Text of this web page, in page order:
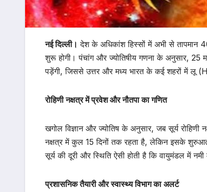
नई दिल्ली। देश के अधिकांश हिस्सों में अभी से तापमान
शुरू होगी। पंचांग और ज्योतिषीय गणना के अनुसार, 25
पड़ेंगी, जिससे उत्तर और मध्य भारत के कई शहरों में लू
रोहिणी नक्षत्र में प्रवेश और नौतपा का गणित
खगोल विज्ञान और ज्योतिष के अनुसार, जब सूर्य
नक्षत्र में कुल 15 दिनों तक रहता है, लेकिन इसके
सूर्य की दूरी और स्थिति ऐसी होती है कि वायुमंडल में
प्रशासनिक तैयारी और स्वास्थ्य विभाग का अलर्ट